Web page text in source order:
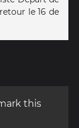
le 16 de
this